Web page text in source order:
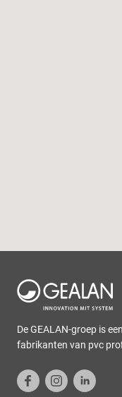
De GEALAN-groep is
fabrikanten van pvc